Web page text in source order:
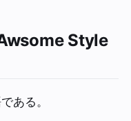
Style
ある。